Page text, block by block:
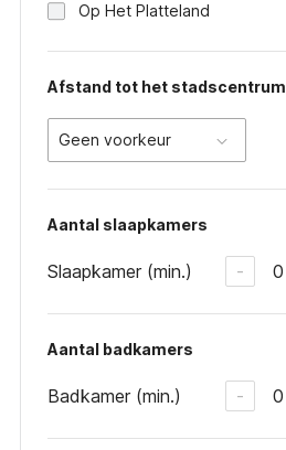
Op Het Platteland
Afstand tot het stadscentrum
Geen voorkeur
Aantal slaapkamers
Slaapkamer (min.) - 0
Aantal badkamers
Badkamer (min.) - 0